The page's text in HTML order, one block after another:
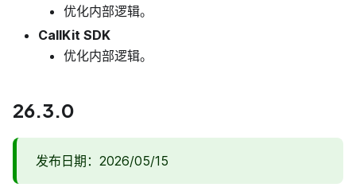
优化内部逻辑。
CallKit SDK
优化内部逻辑。
26.3.0
发布日期：2026/05/15